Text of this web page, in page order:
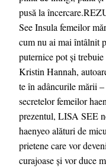
pusă la
See Insula femeilor
cum nu ai mai întâlnit
puternice pot și
Kristin Hannah,
te în adâncurile mării
secretelor femeilor
prezentul, LISA SEE
haenyeo alături de
prietene care vor
curajoase și vor duce